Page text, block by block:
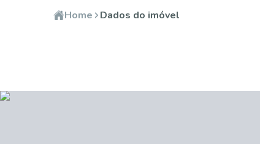
Home Dados do imóvel